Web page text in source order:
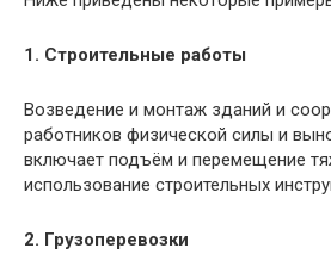
1. Строительные работы
Возведение и монтаж зданий и
работников физической силы и
включает подъём и перемещение
использование строительных
2. Грузоперевозки